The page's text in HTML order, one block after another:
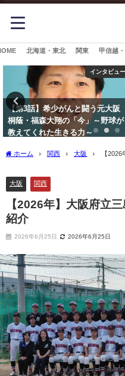
北海道・東北 関東 甲信越
インタビュー
【第3話】希少がんと闘う元大阪
桐蔭・福森大翔の「今」～野球が
教えてくれた生きる力～
ホーム 関西 大阪 【
大阪 関西
【2026年】大阪府立
紹介
2026年6月25日 2026年6月25日